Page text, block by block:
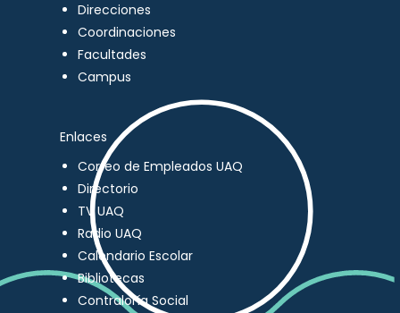
Direcciones
Coordinaciones
Facultades
Campus
Enlaces
Correo de Empleados UAQ
Directorio
TV UAQ
Radio UAQ
Calendario Escolar
Bibliotecas
Contraloría Social